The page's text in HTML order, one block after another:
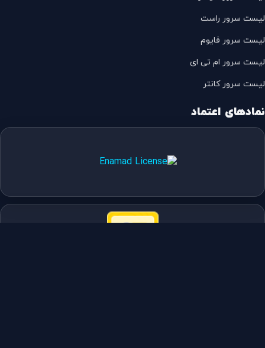
لیست سرور راست
لیست سرور فایوم
لیست سرور ام تی ای
لیست سرور کانتر
نمادهای اعتماد